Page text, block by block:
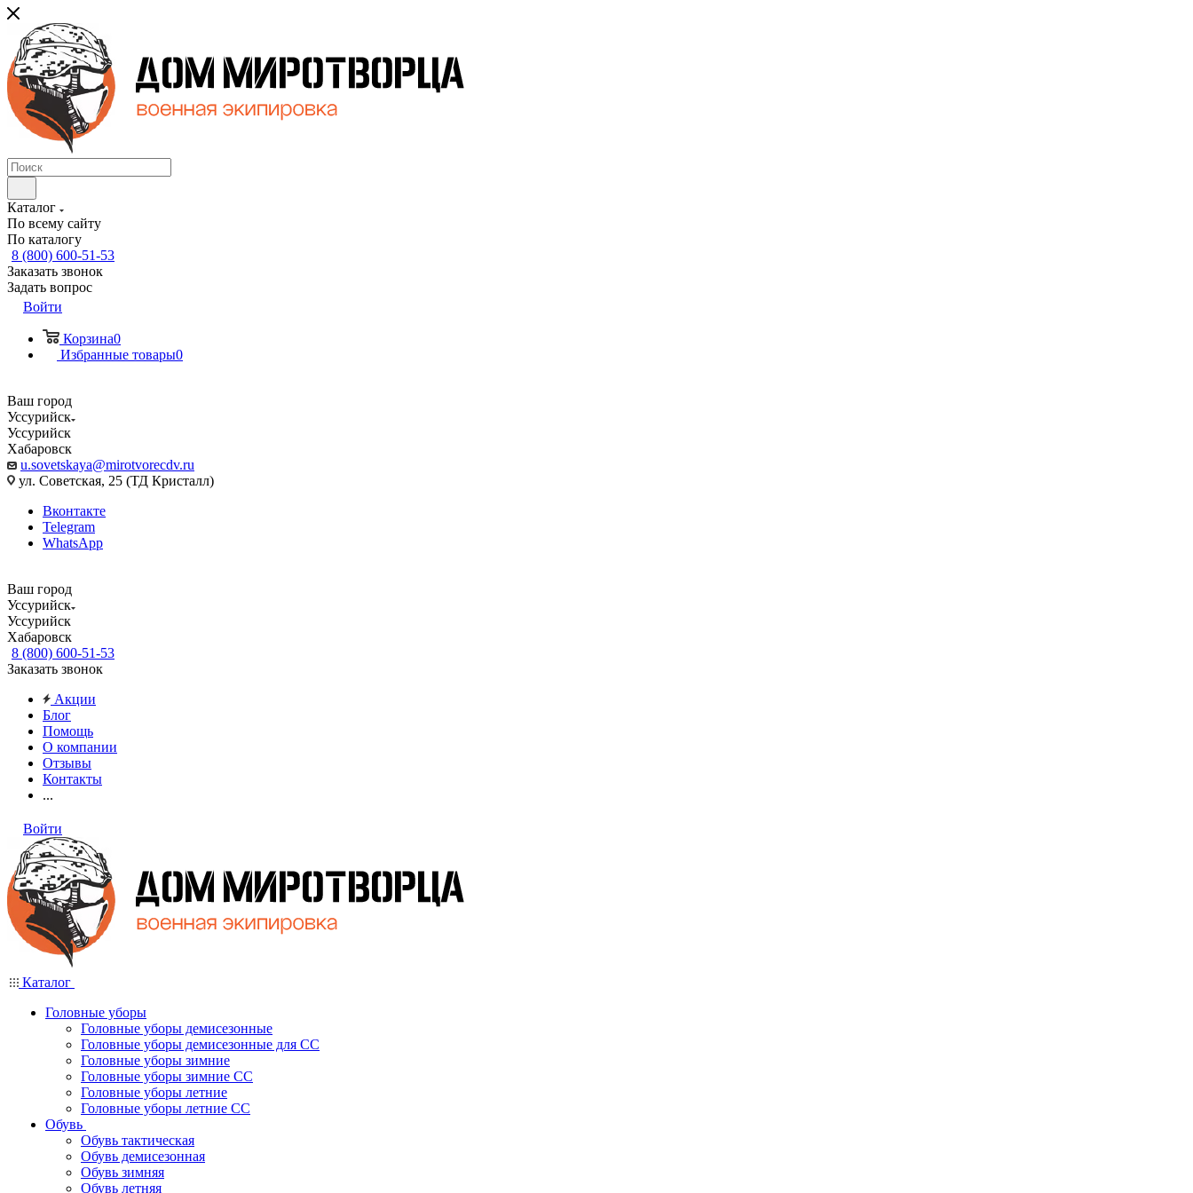
Каталог
По всему сайту
По каталогу
8 (800) 600-51-53
Заказать звонок
Задать вопрос
Войти
Корзина0
Избранные товары0
Ваш город
Уссурийск
Уссурийск
Хабаровск
u.sovetskaya@mirotvorecdv.ru
ул. Советская, 25 (ТД Кристалл)
Вконтакте
Telegram
WhatsApp
Ваш город
Уссурийск
Уссурийск
Хабаровск
8 (800) 600-51-53
Заказать звонок
Акции
Блог
Помощь
О компании
Отзывы
Контакты
...
Войти
Каталог
Головные уборы
Головные уборы демисезонные
Головные уборы демисезонные для СС
Головные уборы зимние
Головные уборы зимние СС
Головные уборы летние
Головные уборы летние СС
Обувь
Обувь тактическая
Обувь демисезонная
Обувь зимняя
Обувь летняя